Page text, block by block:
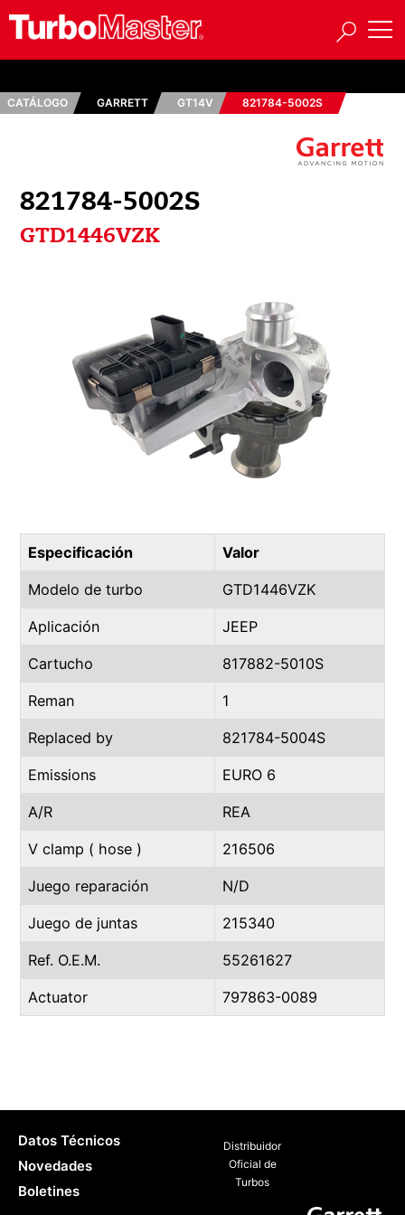
CATÁLOGO GARRETT GT14V 821784-5002S
821784-5002S
GTD1446VZK
Especificación Valor
Modelo de turbo GTD1446VZK
Aplicación JEEP
Cartucho 817882-5010S
Reman 1
Replaced by 821784-5004S
Emissions EURO 6
A/R REA
V clamp ( hose ) 216506
Juego reparación N/D
Juego de juntas 215340
Ref. O.E.M. 55261627
Actuator 797863-0089
Distribuidor
Oficial de
Turbos
Datos Técnicos
Novedades
Boletines